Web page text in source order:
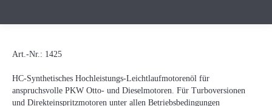
Art.-Nr.: 1425
HC-Synthetisches Hochleistungs-Leichtlaufmotorenöl für
anspruchsvolle PKW Otto- und Dieselmotoren. Für Turboversionen
und Direkteinspritzmotoren unter allen Betriebsbedingungen